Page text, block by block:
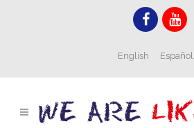
English Español